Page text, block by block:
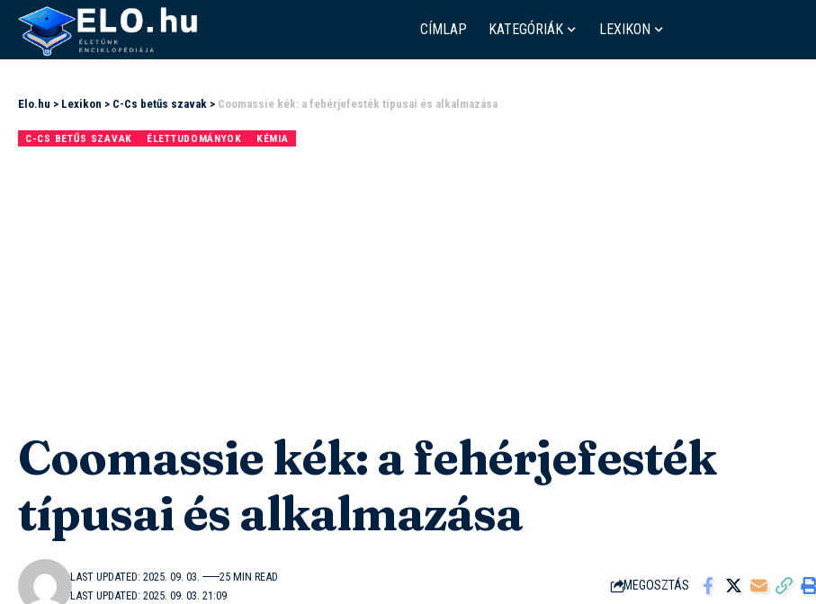
CÍMLAP KATEGÓRIÁK LEXIKON
Elo.hu > Lexikon > C-Cs betűs szavak > Coomassie kék: a fehérjefesték típusai és alkalmazása
C-CS BETŰS SZAVAK ÉLETTUDOMÁNYOK KÉMIA
Coomassie kék: a fehérjefesték
típusai és alkalmazása
LAST UPDATED: 2025. 09. 03. 21:09
LAST UPDATED: 2025. 09. 03. 25 MIN READ
MEGOSZTÁS